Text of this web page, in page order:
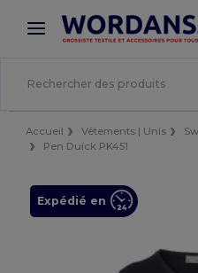
× Appli Wordans
Meilleurs prix sur l’app !
Accueil Vêtements | Unis
Pen Duick PK451
Expédié en